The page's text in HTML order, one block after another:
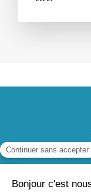
©2020